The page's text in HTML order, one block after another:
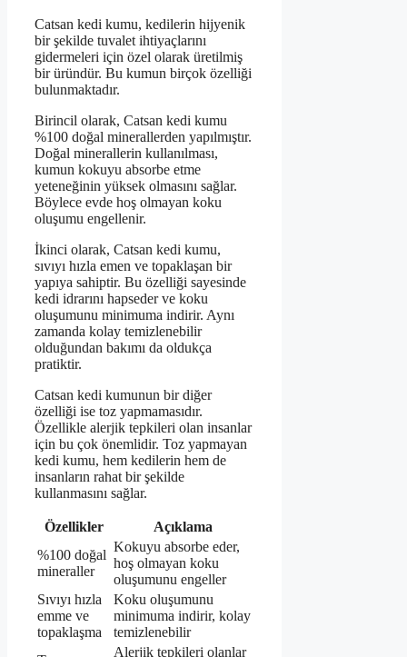
Catsan kedi kumu, kedilerin hijyenik
bir şekilde tuvalet ihtiyaçlarını
gidermeleri için özel olarak üretilmiş
bir üründür. Bu kumun birçok özelliği
bulunmaktadır.
Birincil olarak, Catsan kedi kumu
%100 doğal minerallerden yapılmıştır.
Doğal minerallerin kullanılması,
kumun kokuyu absorbe etme
yeteneğinin yüksek olmasını sağlar.
Böylece evde hoş olmayan koku
oluşumu engellenir.
İkinci olarak, Catsan kedi kumu,
sıvıyı hızla emen ve topaklaşan bir
yapıya sahiptir. Bu özelliği sayesinde
kedi idrarını hapseder ve koku
oluşumunu minimuma indirir. Aynı
zamanda kolay temizlenebilir
olduğundan bakımı da oldukça
pratiktir.
Catsan kedi kumunun bir diğer
özelliği ise toz yapmamasıdır.
Özellikle alerjik tepkileri olan insanlar
için bu çok önemlidir. Toz yapmayan
kedi kumu, hem kedilerin hem de
insanların rahat bir şekilde
kullanmasını sağlar.
Özellikler
Açıklama
%100 doğal
mineraller
Kokuyu absorbe eder,
hoş olmayan koku
oluşumunu engeller
Sıvıyı hızla
emme ve
topaklaşma
Koku oluşumunu
minimuma indirir, kolay
temizlenebilir
Alerjik tepkileri olanlar